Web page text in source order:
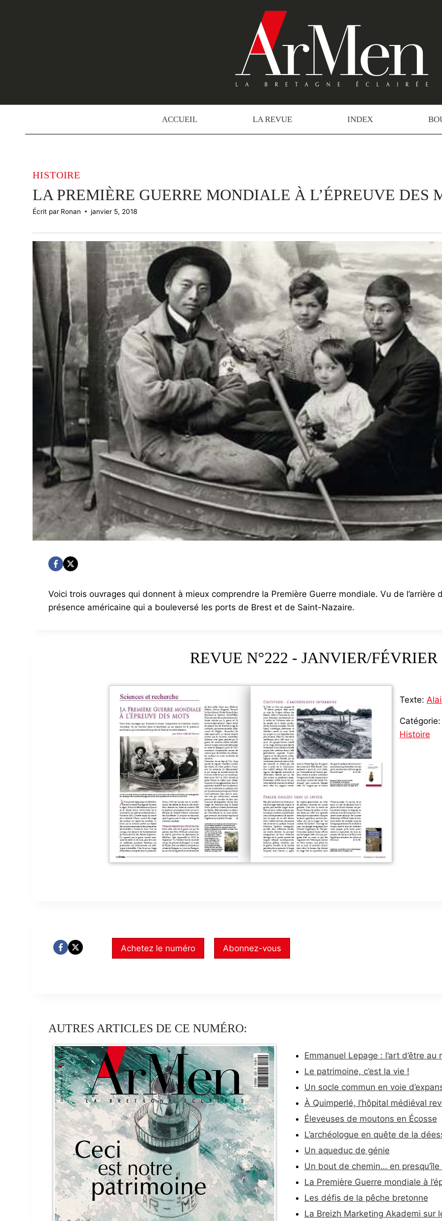
ACCUEIL LA REVUE INDEX
HISTOIRE
LA PREMIÈRE GUERRE MONDIALE À L’ÉPREUVE DES
Écrit par Ronan janvier 5, 2018
Voici trois ouvrages qui donnent à mieux comprendre la Première Guerre mondiale. Vu de l’arrière
présence américaine qui a bouleversé les ports de Brest et de Saint-Nazaire.
REVUE N°222 - JANVIER/FÉVRIER
Texte:
Catégorie:
Histoire
Achetez le numéro Abonnez-vous
AUTRES ARTICLES DE CE NUMÉRO:
Emmanuel Lepage : l’art d’être au
Le patrimoine, c’est la vie !
Un socle commun en voie
À Quimperlé, l’hôpital médiéval
Éleveuses de moutons en Écosse
L’archéologue en quête de la
Un aqueduc de génie
Un bout de chemin… en
La Première Guerre mondiale à
Les défis de la pêche bretonne
La Breizh Marketing Akademi sur